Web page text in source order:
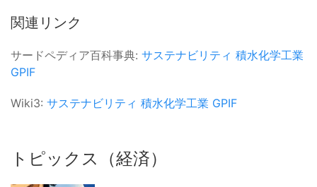
関連リンク
サードペディア百科事典: サステナビリティ 積水化学工業
GPIF
Wiki3: サステナビリティ 積水化学工業 GPIF
トピックス（経済）